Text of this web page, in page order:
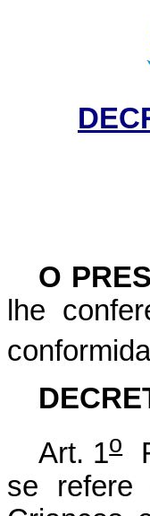
O
lhe
Art. 1o
se refere